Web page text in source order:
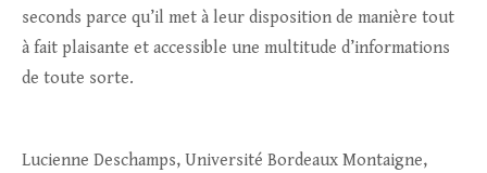
seconds parce qu’il met à leur disposition de manière tout
à fait plaisante et accessible une multitude d’informations
de toute sorte.
Lucienne Deschamps, Université Bordeaux Montaigne,